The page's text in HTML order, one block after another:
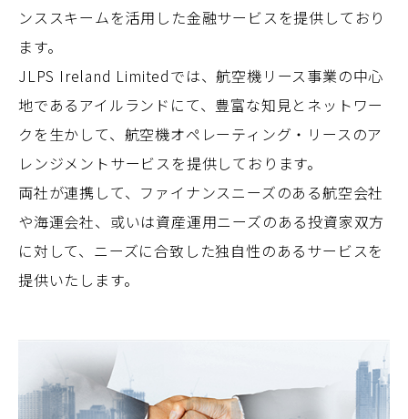
ンススキームを活用した金融サービスを提供しており
ます。
JLPS Ireland Limitedでは、航空機リース事業の中心
地であるアイルランドにて、豊富な知見とネットワー
クを生かして、航空機オペレーティング・リースのア
レンジメントサービスを提供しております。
両社が連携して、ファイナンスニーズのある航空会社
や海運会社、或いは資産運用ニーズのある投資家双方
に対して、ニーズに合致した独自性のあるサービスを
提供いたします。